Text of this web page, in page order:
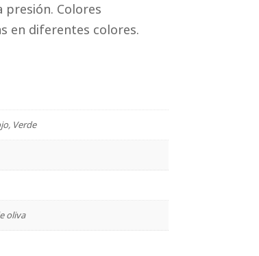
presión. Colores
en diferentes colores.
Verde
oliva